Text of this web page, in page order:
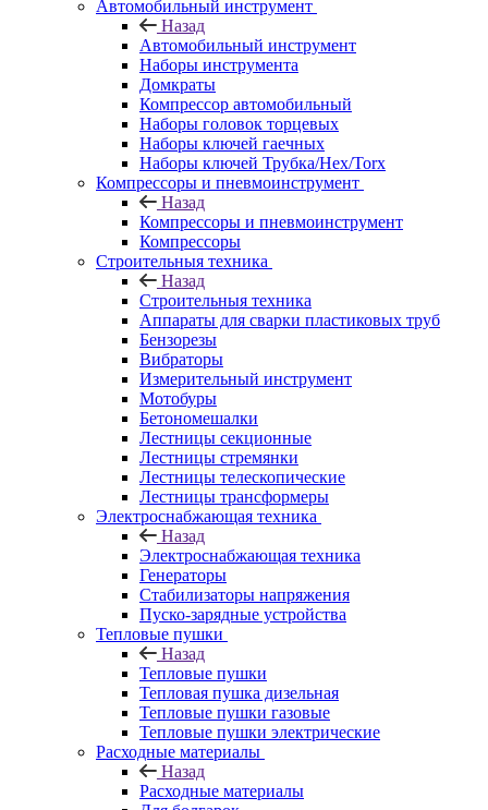
Автомобильный инструмент
Назад
Автомобильный инструмент
Наборы инструмента
Домкраты
Компрессор автомобильный
Наборы головок торцевых
Наборы ключей гаечных
Наборы ключей Трубка/Hex/Torx
Компрессоры и пневмоинструмент
Назад
Компрессоры и пневмоинструмент
Компрессоры
Строительныя техника
Назад
Строительныя техника
Аппараты для сварки пластиковых труб
Бензорезы
Вибраторы
Измерительный инструмент
Мотобуры
Бетономешалки
Лестницы секционные
Лестницы стремянки
Лестницы телескопические
Лестницы трансформеры
Электроснабжающая техника
Назад
Электроснабжающая техника
Генераторы
Стабилизаторы напряжения
Пуско-зарядные устройства
Тепловые пушки
Назад
Тепловые пушки
Тепловая пушка дизельная
Тепловые пушки газовые
Тепловые пушки электрические
Расходные материалы
Назад
Расходные материалы